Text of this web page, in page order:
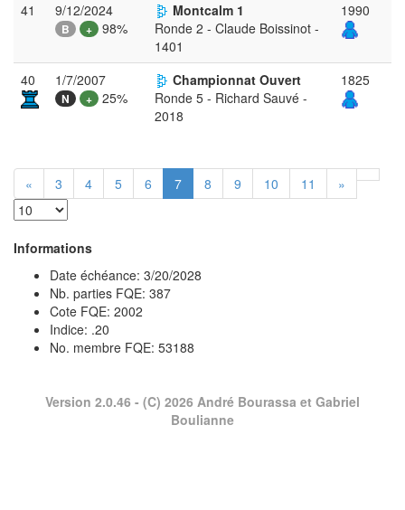
41 9/12/2024
B + 98%
Montcalm 1
Ronde 2 - Claude Boissinot -
1401
1990
40 1/7/2007
N + 25%
Championnat Ouvert
Ronde 5 - Richard Sauvé -
2018
1825
« 3 4 5 6 7 8 9 10 11 »
Informations
Date échéance: 3/20/2028
Nb. parties FQE: 387
Cote FQE: 2002
Indice: .20
No. membre FQE: 53188
Version 2.0.46 - (C) 2026 André Bourassa et Gabriel
Boulianne